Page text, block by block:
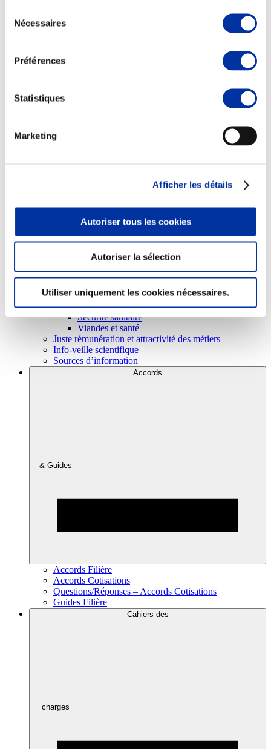
Nécessaires
Préférences
Statistiques
Marketing
Afficher les détails
Autoriser tous les cookies
Autoriser la sélection
Utiliser uniquement les cookies nécessaires.
Partenaire Climat
Consommation
Sécurité sanitaire
Viandes et santé
Juste rémunération et attractivité des métiers
Info-veille scientifique
Sources d’information
Accords
& Guides
Accords Filière
Accords Cotisations
Questions/Réponses – Accords Cotisations
Guides Filière
Cahiers des
charges